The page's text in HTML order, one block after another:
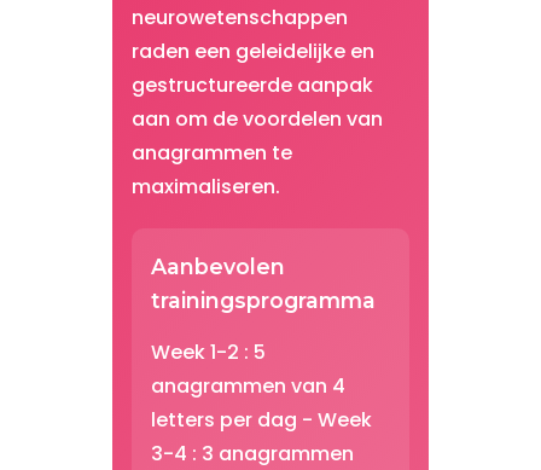
neurowetenschappen
raden een geleidelijke en
gestructureerde aanpak
aan om de voordelen van
anagrammen te
maximaliseren.
Aanbevolen
trainingsprogramma
Week 1-2 : 5
anagrammen van 4
letters per dag - Week
3-4 : 3 anagrammen